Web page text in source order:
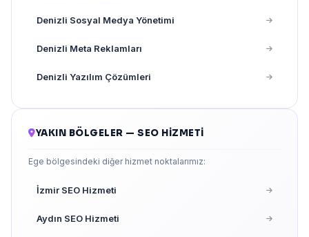
Denizli Sosyal Medya Yönetimi
Denizli Meta Reklamları
Denizli Yazılım Çözümleri
YAKIN BÖLGELER — SEO HIZMETI
Ege bölgesindeki diğer hizmet noktalarımız:
İzmir SEO Hizmeti
Aydın SEO Hizmeti